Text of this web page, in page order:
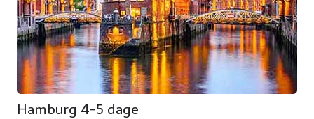
Hamburg 4-5 dage